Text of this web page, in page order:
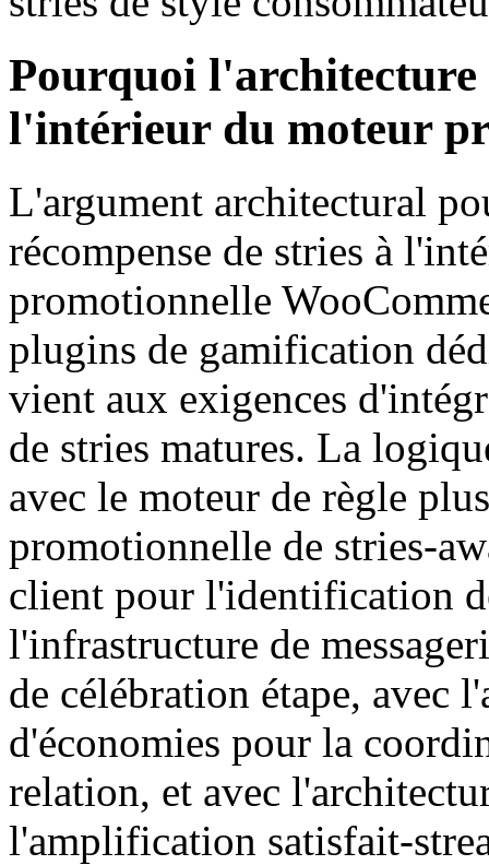
Pourquoi
l'intérieur du moteur
L'argument architectural
récompense de stries à
promotionnelle
plugins de gamification
vient aux exigences
de stries matures. La
avec le moteur de règle
promotionnelle de stries-
client pour l'identification
l'infrastructure de
de célébration étape, avec
d'économies pour la
relation, et avec
l'amplification satisfait-